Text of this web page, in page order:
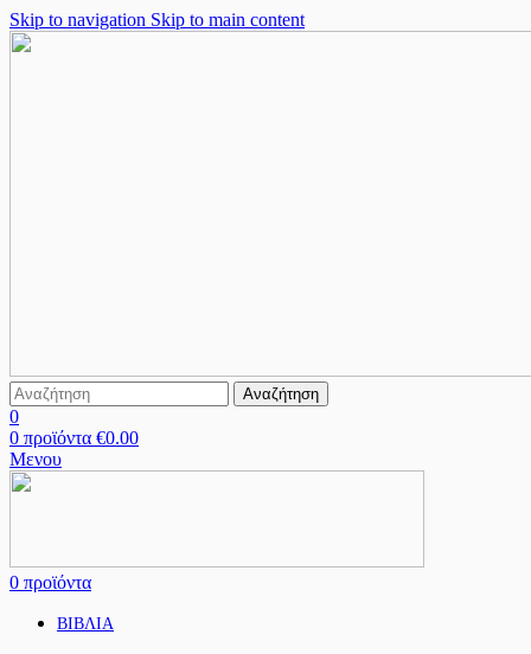
Skip to navigation Skip to main content
Αναζήτηση
0
0 προϊόντα €0.00
Μενου
0 προϊόντα
ΒΙΒΛΙΑ